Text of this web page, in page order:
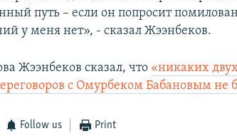
путь – если он попросит
у меня нет», - сказал Жээнбеков.
Жээнбеков сказал, что «никаких
с Омурбеком Бабановым не
Follow us Print